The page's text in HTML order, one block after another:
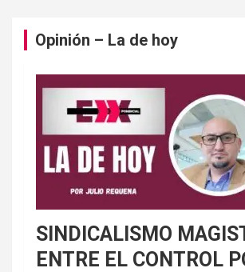
Opinión – La de hoy
SINDICALISMO
ENTRE EL CONTROL